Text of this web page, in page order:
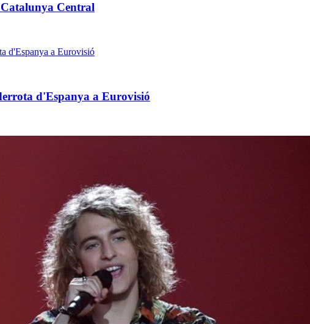
Central
d'Espanya a Eurovisió